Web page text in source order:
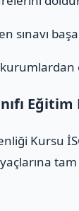
sınavı
Eğitim
Kursu